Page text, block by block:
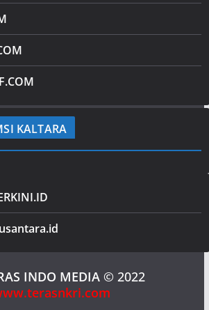
KALTARA
INDO MEDIA © 2022